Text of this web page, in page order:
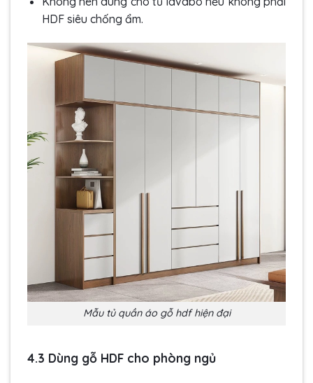
HDF siêu chống ẩm.
Mẫu tủ quần áo gỗ hdf hiện đại
4.3 Dùng gỗ HDF cho phòng ngủ